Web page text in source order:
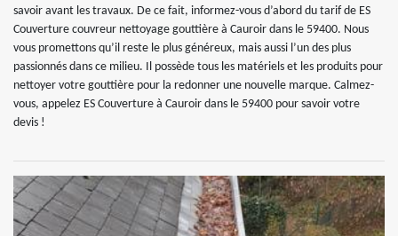
savoir avant les travaux. De ce fait, informez-vous d’abord du tarif de ES
Couverture couvreur nettoyage gouttière à Cauroir dans le 59400. Nous
vous promettons qu’il reste le plus généreux, mais aussi l’un des plus
passionnés dans ce milieu. Il possède tous les matériels et les produits pour
nettoyer votre gouttière pour la redonner une nouvelle marque. Calmez-
vous, appelez ES Couverture à Cauroir dans le 59400 pour savoir votre
devis !